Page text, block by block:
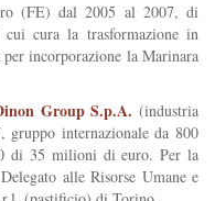
(FE) dal 2005 al 2007, di
cura la trasformazione in
incorporazione la Marinara
Group S.p.A. (industria
internazionale da 800
di 35 milioni di euro. Per la
alle Risorse Umane e